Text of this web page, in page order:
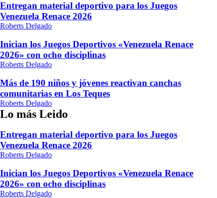
Entregan material deportivo para los Juegos
Venezuela Renace 2026
Roberts Delgado
Inician los Juegos Deportivos «Venezuela Renace
2026» con ocho disciplinas
Roberts Delgado
Más de 190 niños y jóvenes reactivan canchas
comunitarias en Los Teques
Roberts Delgado
Lo más Leido
Entregan material deportivo para los Juegos
Venezuela Renace 2026
Roberts Delgado
Inician los Juegos Deportivos «Venezuela Renace
2026» con ocho disciplinas
Roberts Delgado